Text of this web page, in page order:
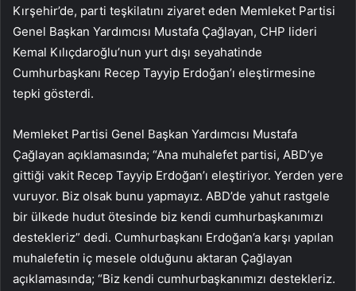
Kırşehir’de, parti teşkilatını ziyaret eden Memleket Partisi
Genel Başkan Yardımcısı Mustafa Çağlayan, CHP lideri
Kemal Kılıçdaroğlu’nun yurt dışı seyahatinde
Cumhurbaşkanı Recep Tayyip Erdoğan’ı eleştirmesine
tepki gösterdi.
Memleket Partisi Genel Başkan Yardımcısı Mustafa
Çağlayan açıklamasında; “Ana muhalefet partisi, ABD’ye
gittiği vakit Recep Tayyip Erdoğan’ı eleştiriyor. Yerden yere
vuruyor. Biz olsak bunu yapmayız. ABD’de yahut rastgele
bir ülkede hudut ötesinde biz kendi cumhurbaşkanımızı
destekleriz” dedi. Cumhurbaşkanı Erdoğan’a karşı yapılan
muhalefetin iç mesele olduğunu aktaran Çağlayan
açıklamasında; “Biz kendi cumhurbaşkanımızı destekleriz.